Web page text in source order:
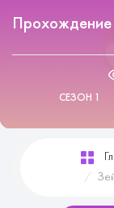
Прохождение
СЕЗОН 1